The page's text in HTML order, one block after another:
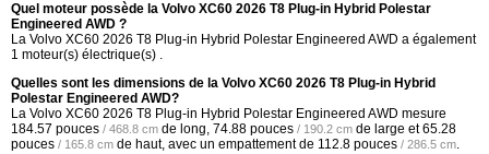
Quel moteur possède la Volvo XC60 2026 T8 Plug-in Hybrid Polestar
Engineered AWD ?
La Volvo XC60 2026 T8 Plug-in Hybrid Polestar Engineered AWD a également
1 moteur(s) électrique(s) .
Quelles sont les dimensions de la Volvo XC60 2026 T8 Plug-in Hybrid
Polestar Engineered AWD?
La Volvo XC60 2026 T8 Plug-in Hybrid Polestar Engineered AWD mesure
184.57 pouces / 468.8 cm de long, 74.88 pouces / 190.2 cm de large et65.28
pouces / 165.8 cm de haut, avec un empattement de 112.8 pouces / 286.5 cm.